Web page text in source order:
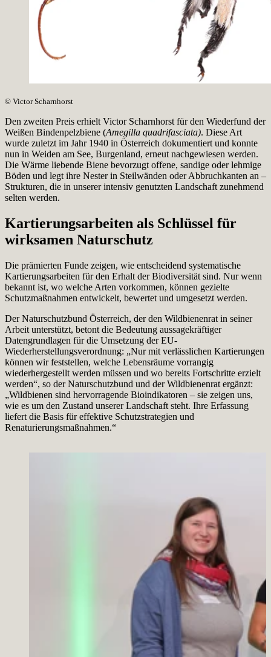
© Victor Scharnhorst
Den zweiten Preis erhielt Victor Scharnhorst für den Wiederfund der
Weißen Bindenpelzbiene (Amegilla quadrifasciata). Diese Art
wurde zuletzt im Jahr 1940 in Österreich dokumentiert und konnte
nun in Weiden am See, Burgenland, erneut nachgewiesen werden.
Die Wärme liebende Biene bevorzugt offene, sandige oder lehmige
Böden und legt ihre Nester in Steilwänden oder Abbruchkanten an –
Strukturen, die in unserer intensiv genutzten Landschaft zunehmend
selten werden.
Kartierungsarbeiten als Schlüssel für
wirksamen Naturschutz
Die prämierten Funde zeigen, wie entscheidend systematische
Kartierungsarbeiten für den Erhalt der Biodiversität sind. Nur wenn
bekannt ist, wo welche Arten vorkommen, können gezielte
Schutzmaßnahmen entwickelt, bewertet und umgesetzt werden.
Der Naturschutzbund Österreich, der den Wildbienenrat in seiner
Arbeit unterstützt, betont die Bedeutung aussagekräftiger
Datengrundlagen für die Umsetzung der EU-
Wiederherstellungsverordnung: „Nur mit verlässlichen Kartierungen
können wir feststellen, welche Lebensräume vorrangig
wiederhergestellt werden müssen und wo bereits Fortschritte erzielt
werden“, so der Naturschutzbund und der Wildbienenrat ergänzt:
„Wildbienen sind hervorragende Bioindikatoren – sie zeigen uns,
wie es um den Zustand unserer Landschaft steht. Ihre Erfassung
liefert die Basis für effektive Schutzstrategien und
Renaturierungsmaßnahmen.“